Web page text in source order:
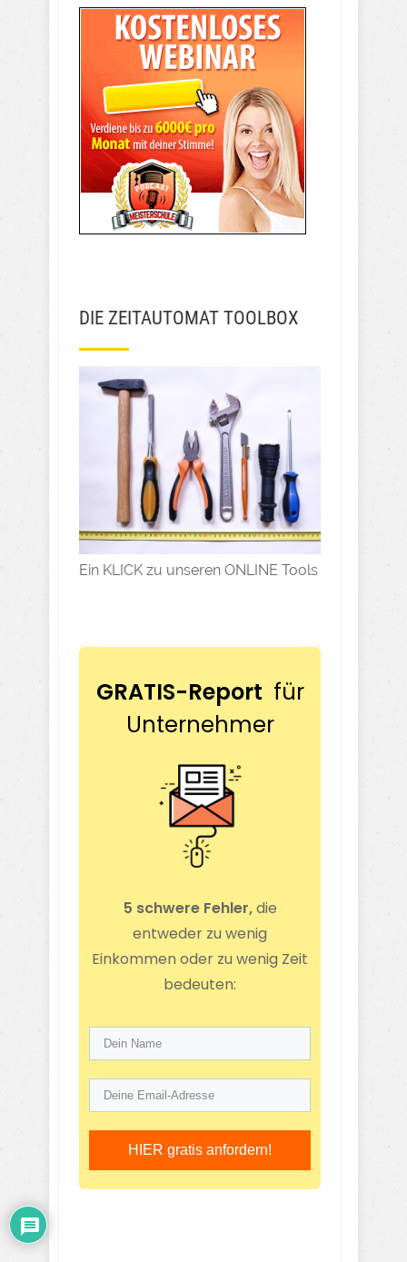
DIE ZEITAUTOMAT TOOLBOX
Ein KLICK zu unseren ONLINE Tools
GRATIS-Report für
Unternehmer
5 schwere Fehler,die
entweder zu wenig
Einkommen oder zu wenig Zeit
bedeuten:
HIER gratis anfordern!